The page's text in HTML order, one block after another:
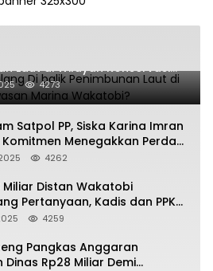
Dalang Di balik
Laut di Wilayah Konservasi
Wakatobi?
4273
Satpol PP, Siska Karina Imran
Menegakkan Perda
4262
Miliar Distan Wakatobi
Pertanyaan, Kadis dan PPK
4259
Pangkas Anggaran
Dinas Rp28 Miliar Demi